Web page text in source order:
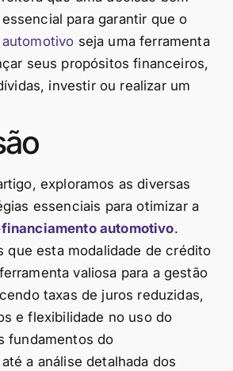
para garantir que o
seja uma ferramenta
seus propósitos financeiros,
investir ou realizar um
exploramos as diversas
essenciais para otimizar a
automotivo.
que esta modalidade de crédito
valiosa para a gestão
taxas de juros reduzidas,
e flexibilidade no uso do
fundamentos do
a análise detalhada dos